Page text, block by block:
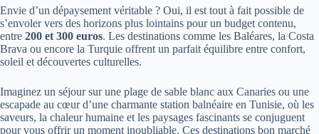
Envie d’un dépaysement véritable ? Oui, il est tout à fait possible de
s’envoler vers des horizons plus lointains pour un budget contenu,
entre 200 et 300 euros. Les destinations comme les Baléares, la Costa
Brava ou encore la Turquie offrent un parfait équilibre entre confort,
soleil et découvertes culturelles.
Imaginez un séjour sur une plage de sable blanc aux Canaries ou une
escapade au cœur d’une charmante station balnéaire en Tunisie, où les
saveurs, la chaleur humaine et les paysages fascinants se conjuguent
pour vous offrir un moment inoubliable. Ces destinations bon marché